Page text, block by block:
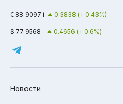
€ 88.9097 0.3838 (+ 0.43%)
$ 77.9568 0.4656 (+ 0.6%)
Новости